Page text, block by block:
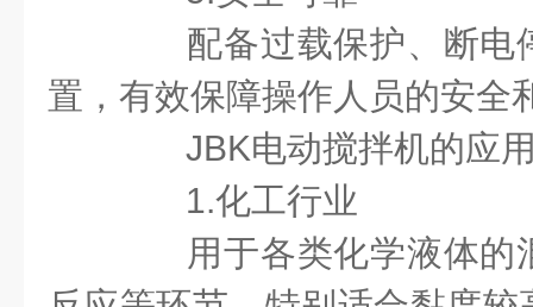
配备过载保护、断电
置，有效保障操作人员的安全
JBK电动搅拌机的应
1.化工行业
用于各类化学液体的